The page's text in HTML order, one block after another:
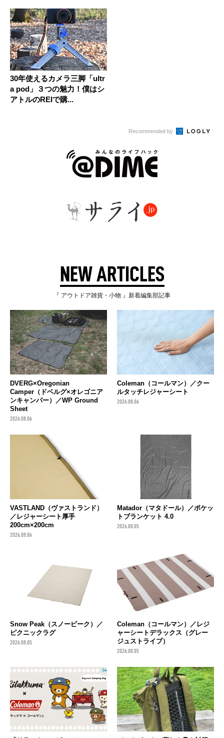
30年使えるカメラ三脚「ultr
a pod」３つの魅力！僕はシ
アトルのREIで購...
Recommended by
NEW ARTICLES
『 アウトドア雑貨・小物 』新着編集部記事
DVERG×Oregonian
Camper（ドベルグ×オレゴニア
ンキャンパー）／WP Ground
Sheet
2026.08.06
Coleman（コールマン）／クー
ルタッチレジャーシート
2026.08.06
VASTLAND（ヴァストランド）
／レジャーシート厚手
200cm×200cm
2026.08.06
Matador（マタドール）／ポケッ
トブランケット 4.0
2026.08.05
Snow Peak（スノーピーク）／
ピクニックラグ
2026.08.05
Coleman（コールマン）／レジ
ャーシートデラックス（グレー
ジュストライプ）
2026.08.05